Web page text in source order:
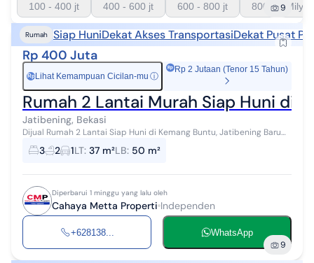
100 - 400 jt 400 - 600 jt 600 - 800 jt 800 - 1 Milyar
9
Rumah Siap HuniDekat Akses TransportasiDekat Pusat
Rp 400 Juta
Rp Lihat Kemampuan Cicilan-mu ⓘ
Rp 2 Jutaan (Tenor 15 Tahun)
Rumah 2 Lantai Murah Siap Huni di
Jatibening, Bekasi
Dijual Rumah 2 Lantai Siap Huni di Kemang Buntu, Jatibening Baru
Pondok Gede Bekasi. Spesifikasi : Luas Tanah: 37 m² Luas Bangunan:
50 m² ...
3 2 1LT: 37 m²LB: 50 m²
Diperbarui 1 minggu yang lalu oleh
Cahaya Metta Properti Independen
+628138... WhatsApp
9